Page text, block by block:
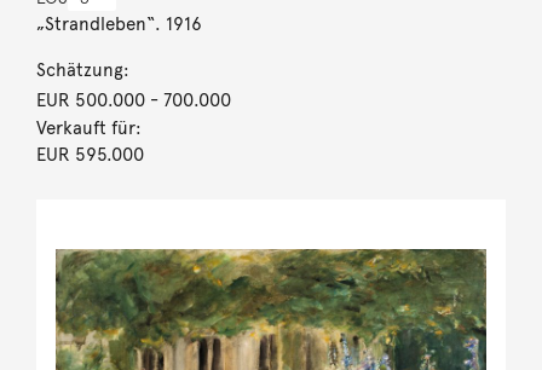
„Strandleben“. 1916
Schätzung:
EUR 500.000- 700.000
Verkauft für:
EUR 595.000